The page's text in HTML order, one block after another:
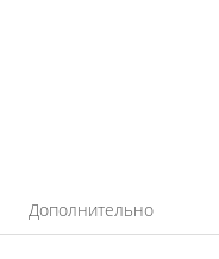
Дополнительно